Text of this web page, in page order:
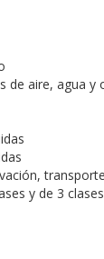
de aire, agua y
y de 3 clases